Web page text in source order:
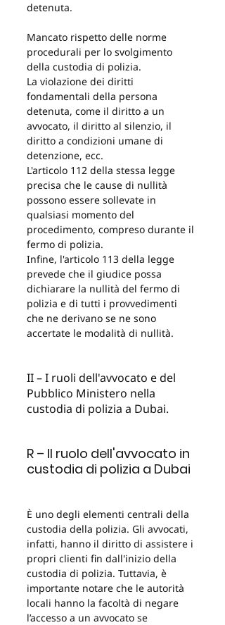
detenuta.
Mancato rispetto delle norme
procedurali per lo svolgimento
della custodia di polizia.
La violazione dei diritti
fondamentali della persona
detenuta, come il diritto a un
avvocato, il diritto al silenzio, il
diritto a condizioni umane di
detenzione, ecc.
L'articolo 112 della stessa legge
precisa che le cause di nullità
possono essere sollevate in
qualsiasi momento del
procedimento, compreso durante il
fermo di polizia.
Infine, l'articolo 113 della legge
prevede che il giudice possa
dichiarare la nullità del fermo di
polizia e di tutti i provvedimenti
che ne derivano se ne sono
accertate le modalità di nullità.
II – I ruoli dell'avvocato e del
Pubblico Ministero nella
custodia di polizia a Dubai.
R – Il ruolo dell'avvocato in
custodia di polizia a Dubai
È uno degli elementi centrali della
custodia della polizia. Gli avvocati,
infatti, hanno il diritto di assistere i
propri clienti fin dall'inizio della
custodia di polizia. Tuttavia, è
importante notare che le autorità
locali hanno la facoltà di negare
l’accesso a un avvocato se